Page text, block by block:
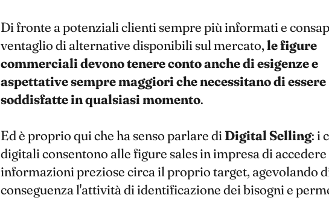
Di fronte a potenziali clienti sempre più informati e
ventaglio di alternative disponibili sul mercato,le figure
commerciali devono tenere conto anche di esigenze e
aspettative sempre maggiori che necessitano di essere
soddisfatte in qualsiasi momento.
Ed è proprio qui che ha senso parlare diDigitalSelling: i
digitali consentono alle figure sales in impresa di accedere
informazioni preziose circa il proprio target, agevolando
conseguenza l'attività di identificazione dei bisogni e